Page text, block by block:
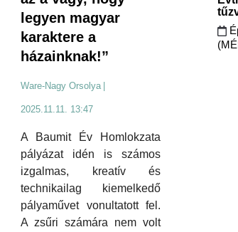
legyen magyar
karaktere a
házainknak!”
Ware-Nagy Orsolya
2025.11.11. 13:47
A Baumit Év Homlokzata
pályázat idén is számos
izgalmas, kreatív és
technikailag kiemelkedő
pályaművet vonultatott fel.
A zsűri számára nem volt